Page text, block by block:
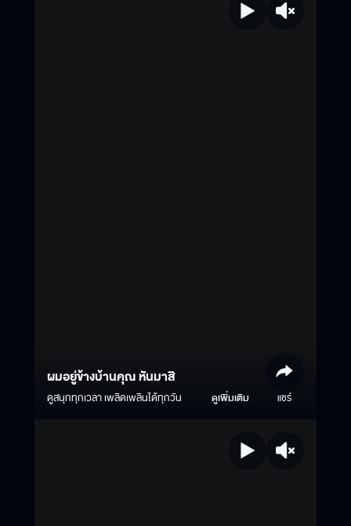
ผมอยู่ข้างบ้านคุณ หันมาสิ
ดูสนุกทุกเวลา เพลิดเพลินได้ทุกวัน ดูเพิ่มเติม แชร์